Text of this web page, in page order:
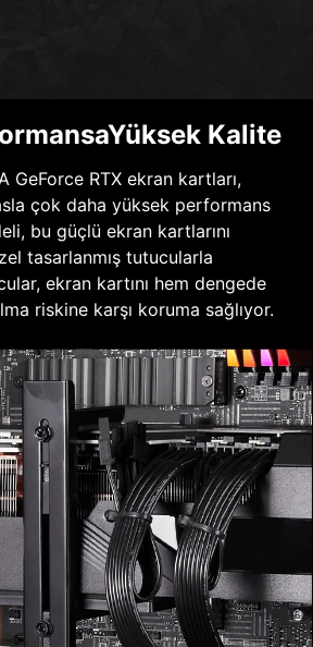
Kalite
GeForce RTX ekran kartları,
çok daha yüksek performans
bu güçlü ekran kartlarını
tasarlanmış tutucularla
ekran kartını hem dengede
riskine karşı koruma sağlıyor.